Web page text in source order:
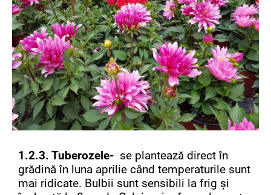
1.2.3. Tuberozele- se plantează direct în
grădină în luna aprilie când temperaturile sunt
mai ridicate. Bulbii sunt sensibili la frig și